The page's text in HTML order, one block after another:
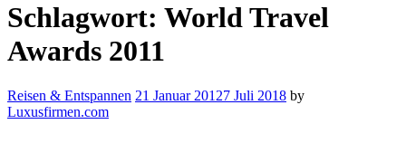
Schlagwort: World Travel
Awards 2011
Reisen & Entspannen 21 Januar 20127 Juli 2018 by
Luxusfirmen.com